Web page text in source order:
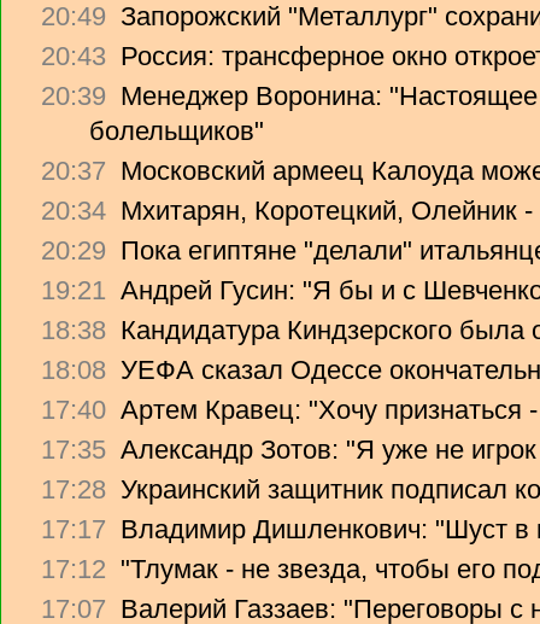
20:49 Запорожский "Металлург"
20:43 Россия: трансферное окно
20:39 Менеджер Воронина: "Настоящее
болельщиков"
20:37 Московский армеец Калоуда
20:34 Мхитарян, Коротецкий, Олейник -
20:29 Пока египтяне "делали"
19:21 Андрей Гусин: "Я бы и с
18:38 Кандидатура Киндзерского была
18:08 УЕФА сказал Одессе
17:40 Артем Кравец: "Хочу признаться
17:35 Александр Зотов: "Я уже не
17:28 Украинский защитник подписал
17:17 Владимир Дишленкович: "Шуст в
17:12 "Тлумак - не звезда, чтобы его
17:07 Валерий Газзаев: "Переговоры с